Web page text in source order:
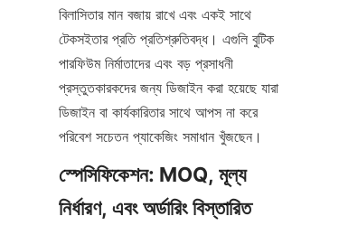
বিলাসিতার মান বজায় রাখে এবং একই সাথে
টেকসইতার প্রতি প্রতিশ্রুতিবদ্ধ। এগুলি বুটিক
পারফিউম নির্মাতাদের এবং বড় প্রসাধনী
প্রস্তুতকারকদের জন্য ডিজাইন করা হয়েছে যারা
ডিজাইন বা কার্যকারিতার সাথে আপস না করে
পরিবেশ সচেতন প্যাকেজিং সমাধান খুঁজছেন।
স্পেসিফিকেশন: MOQ, মূল্য
নির্ধারণ, এবং অর্ডারিং বিস্তারিত